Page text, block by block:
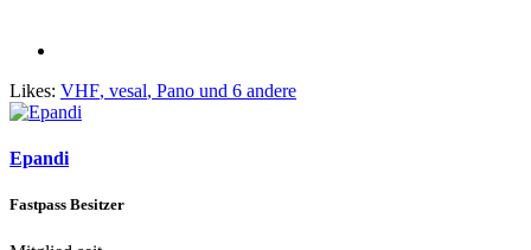
Likes: VHF, vesal, Pano und 6 andere
Epandi
Fastpass Besitzer